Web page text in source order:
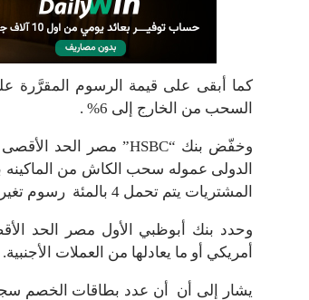
السحب من الخارج إلى 6% .
المشتريات يتم تحمل 4 بالمئة رسوم تغير عمله فقط وفقا لموقع البنك الاليكتروني .
أمريكي أو ما يعادلها من العملات الأجنبية.